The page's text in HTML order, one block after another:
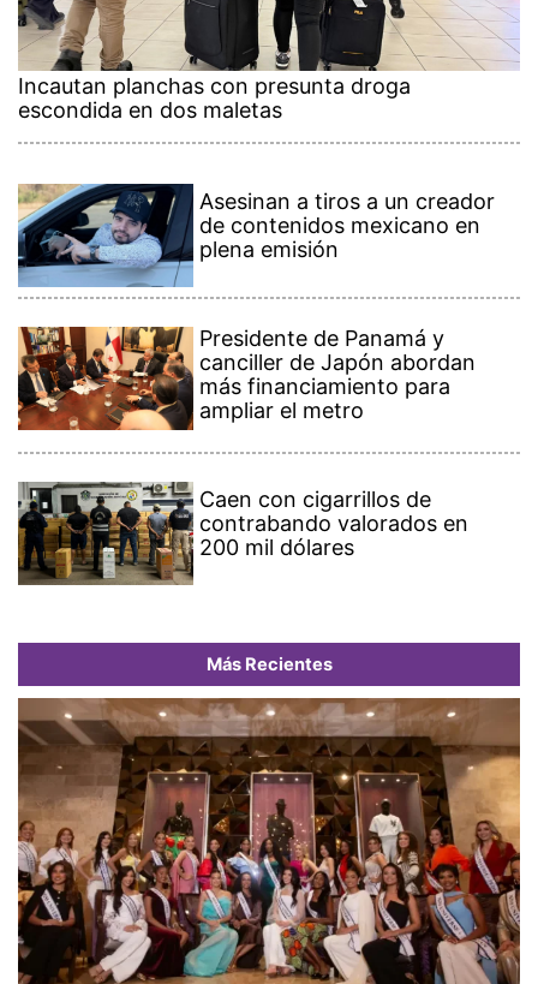
Incautan planchas con presunta droga
escondida en dos maletas
Asesinan a tiros a un creador
de contenidos mexicano en
plena emisión
Presidente de Panamá y
canciller de Japón abordan
más financiamiento para
ampliar el metro
Caen con cigarrillos de
contrabando valorados en
200 mil dólares
Más Recientes